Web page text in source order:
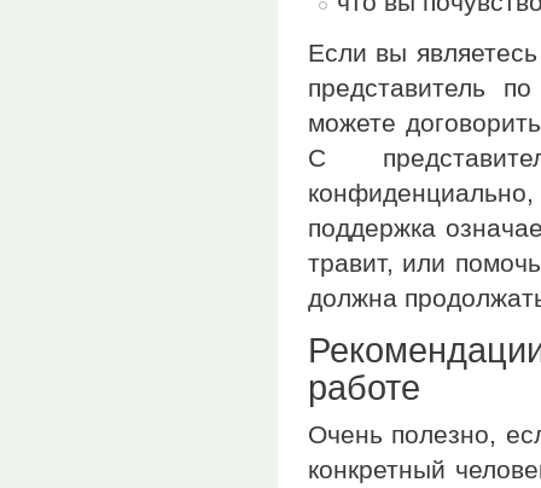
Если вы
представитель
можете
С
поддержка
травит, или
должна
работе
Очень полезно,
конкретный